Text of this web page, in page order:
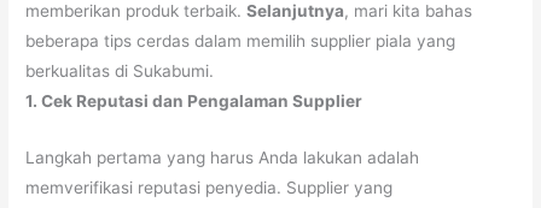
memberikan produk terbaik.Selanjutnya, mari kita bahas
beberapa tips cerdas dalam memilih supplier piala yang
berkualitas di Sukabumi.
1. Cek Reputasi dan Pengalaman Supplier
Langkah pertama yang harus Anda lakukan adalah
memverifikasi reputasi penyedia. Supplier yang